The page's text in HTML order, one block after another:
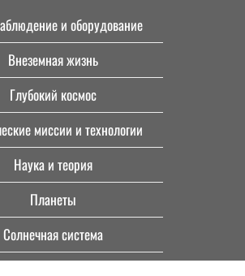
и оборудование
Внеземная жизнь
Глубокий космос
миссии и технологии
Наука и теория
Планеты
Солнечная система